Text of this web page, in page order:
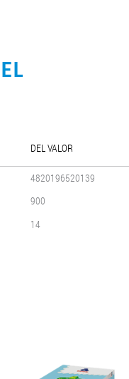
DEL VALOR
4820196520139
900
14